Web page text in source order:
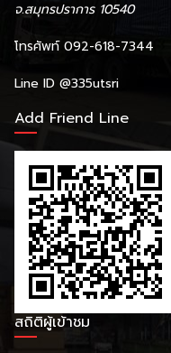
จ.สมุทรปราการ 10540
โทรศัพท์ 092-618-7344
Line ID @335utsri
Add Friend Line
สถิติผู้เข้าชม